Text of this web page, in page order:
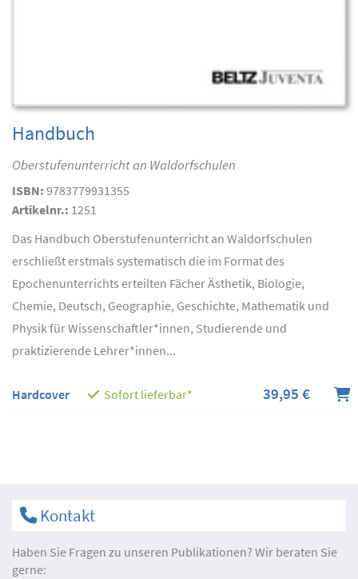
Handbuch
Oberstufenunterricht an Waldorfschulen
ISBN: 9783779931355
Artikelnr.: 1251
Das Handbuch Oberstufenunterricht an Waldorfschulen
erschließt erstmals systematisch die im Format des
Epochenunterrichts erteilten Fächer Ästhetik, Biologie,
Chemie, Deutsch, Geographie, Geschichte, Mathematik und
Physik für Wissenschaftler*innen, Studierende und
praktizierende Lehrer*innen...
Hardcover Sofort lieferbar* 39,95 €
Kontakt
Haben Sie Fragen zu unseren Publikationen? Wir beraten Sie
gerne: